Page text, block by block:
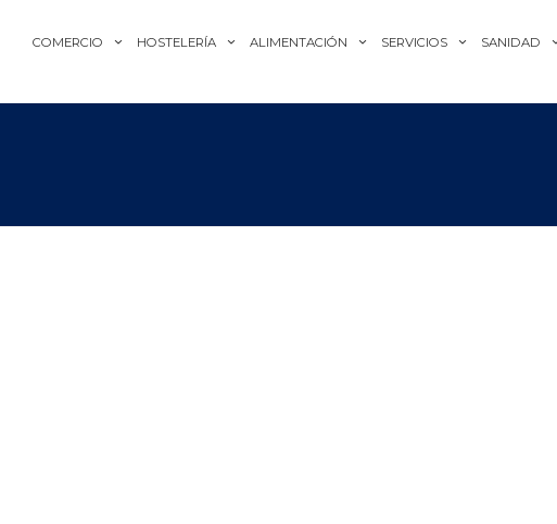
COMERCIO HOSTELERÍA ALIMENTACIÓN SERVICIOS SANIDAD